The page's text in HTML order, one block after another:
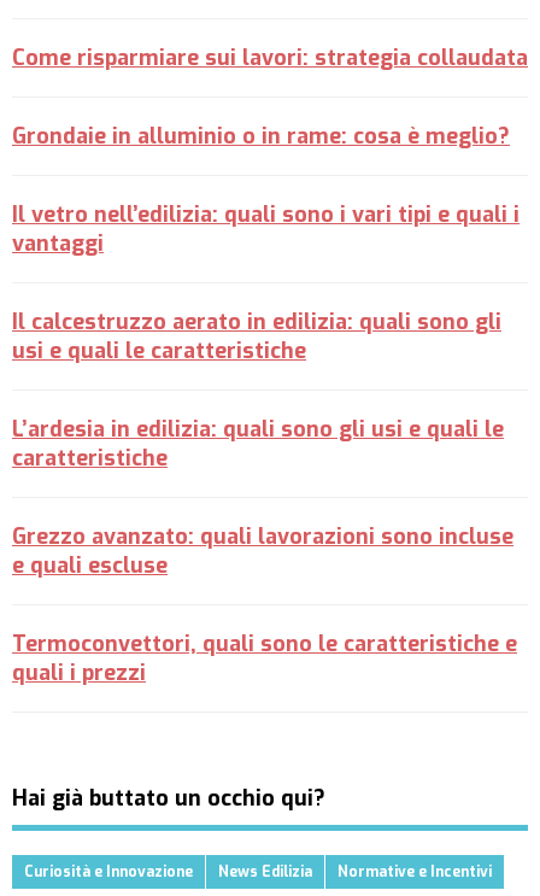
Come risparmiare sui lavori: strategia collaudata
Grondaie in alluminio o in rame: cosa è meglio?
Il vetro nell’edilizia: quali sono i vari tipi e quali i
vantaggi
Il calcestruzzo aerato in edilizia: quali sono gli
usi e quali le caratteristiche
L’ardesia in edilizia: quali sono gli usi e quali le
caratteristiche
Grezzo avanzato: quali lavorazioni sono incluse
e quali escluse
Termoconvettori, quali sono le caratteristiche e
quali i prezzi
Hai già buttato un occhio qui?
Curiosità e Innovazione News Edilizia Normative e Incentivi